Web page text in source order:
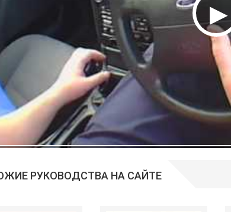
РУКОВОДСТВА НА САЙТЕ